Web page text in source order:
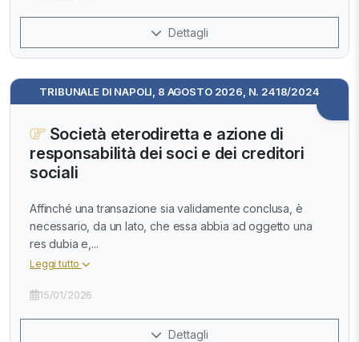
Dettagli
TRIBUNALE DI NAPOLI, 8 AGOSTO 2026, N. 2418/2024
Società eterodiretta e azione di
responsabilità dei soci e dei creditori
sociali
Affinché una transazione sia validamente conclusa, è
necessario, da un lato, che essa abbia ad oggetto una
res dubia e,...
Leggi tutto
15/01/2026
Dettagli